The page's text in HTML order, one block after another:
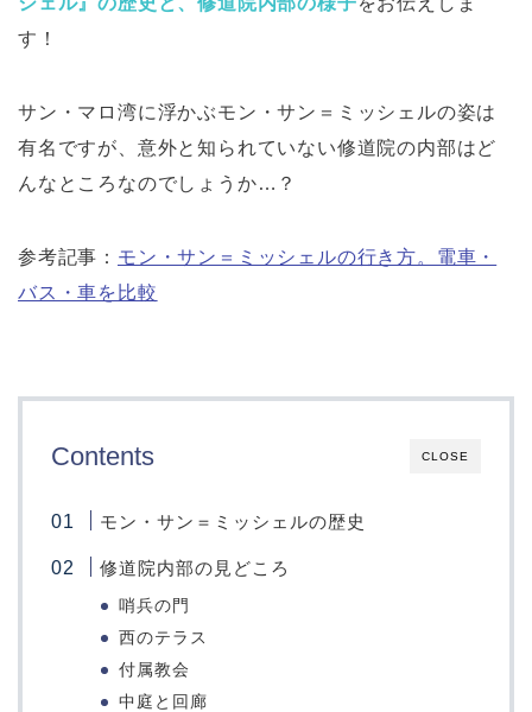
す！
サン・マロ湾に浮かぶモン・サン＝ミッシェルの姿は
有名ですが、意外と知られていない修道院の内部はど
んなところなのでしょうか…？
参考記事： モン・サン＝ミッシェルの行き方。電車・
バス・車を比較
CLOSE
Contents
モン・サン＝ミッシェルの歴史
修道院内部の見どころ
哨兵の門
西のテラス
付属教会
中庭と回廊